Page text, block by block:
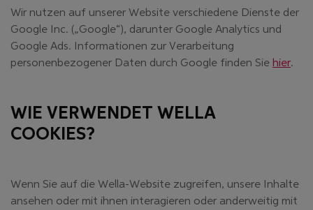
Wir nutzen auf unserer Website verschiedene Dienste der
Google Inc. („Google“), darunter Google Analytics und
Google Ads. Informationen zur Verarbeitung
personenbezogener Daten durch Google finden Sie hier.
WIE VERWENDET WELLA
COOKIES?
Wenn Sie auf die Wella-Website zugreifen, unsere Inhalte
ansehen oder mit ihnen interagieren oder anderweitig mit